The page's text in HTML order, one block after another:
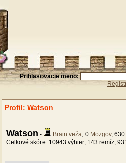
Prihlasovacie meno:
Profil: Watson
Watson - Brain veža, 0 Mozgov, 630
Celkové skóre: 10943 výhier, 143 remíz,